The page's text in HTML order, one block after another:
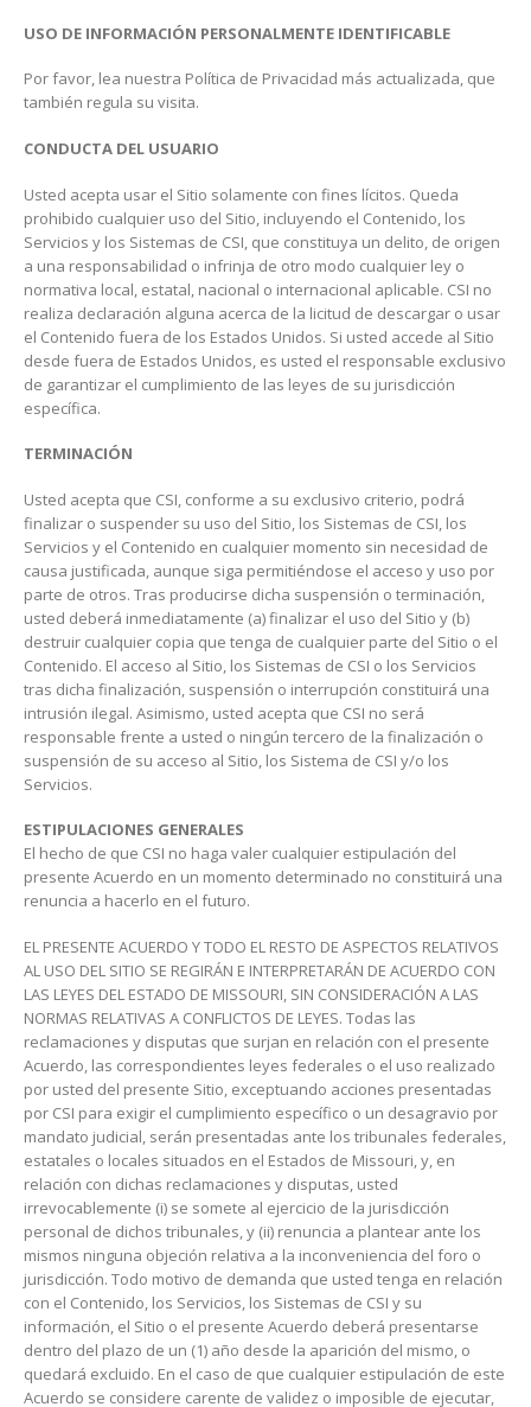
USO DE INFORMACIÓN PERSONALMENTE IDENTIFICABLE
Por favor, lea nuestra Política de Privacidad más actualizada, que
también regula su visita.
CONDUCTA DEL USUARIO
Usted acepta usar el Sitio solamente con fines lícitos. Queda
prohibido cualquier uso del Sitio, incluyendo el Contenido, los
Servicios y los Sistemas de CSI, que constituya un delito, de origen
a una responsabilidad o infrinja de otro modo cualquier ley o
normativa local, estatal, nacional o internacional aplicable. CSI no
realiza declaración alguna acerca de la licitud de descargar o usar
el Contenido fuera de los Estados Unidos. Si usted accede al Sitio
desde fuera de Estados Unidos, es usted el responsable exclusivo
de garantizar el cumplimiento de las leyes de su jurisdicción
específica.
TERMINACIÓN
Usted acepta que CSI, conforme a su exclusivo criterio, podrá
finalizar o suspender su uso del Sitio, los Sistemas de CSI, los
Servicios y el Contenido en cualquier momento sin necesidad de
causa justificada, aunque siga permitiéndose el acceso y uso por
parte de otros. Tras producirse dicha suspensión o terminación,
usted deberá inmediatamente (a) finalizar el uso del Sitio y (b)
destruir cualquier copia que tenga de cualquier parte del Sitio o el
Contenido. El acceso al Sitio, los Sistemas de CSI o los Servicios
tras dicha finalización, suspensión o interrupción constituirá una
intrusión ilegal. Asimismo, usted acepta que CSI no será
responsable frente a usted o ningún tercero de la finalización o
suspensión de su acceso al Sitio, los Sistema de CSI y/o los
Servicios.
ESTIPULACIONES GENERALES
El hecho de que CSI no haga valer cualquier estipulación del
presente Acuerdo en un momento determinado no constituirá una
renuncia a hacerlo en el futuro.
EL PRESENTE ACUERDO Y TODO EL RESTO DE ASPECTOS RELATIVOS
AL USO DEL SITIO SE REGIRÁN E INTERPRETARÁN DE ACUERDO CON
LAS LEYES DEL ESTADO DE MISSOURI, SIN CONSIDERACIÓN A LAS
NORMAS RELATIVAS A CONFLICTOS DE LEYES. Todas las
reclamaciones y disputas que surjan en relación con el presente
Acuerdo, las correspondientes leyes federales o el uso realizado
por usted del presente Sitio, exceptuando acciones presentadas
por CSI para exigir el cumplimiento específico o un desagravio por
mandato judicial, serán presentadas ante los tribunales federales,
estatales o locales situados en el Estados de Missouri, y, en
relación con dichas reclamaciones y disputas, usted
irrevocablemente (i) se somete al ejercicio de la jurisdicción
personal de dichos tribunales, y (ii) renuncia a plantear ante los
mismos ninguna objeción relativa a la inconveniencia del foro o
jurisdicción. Todo motivo de demanda que usted tenga en relación
con el Contenido, los Servicios, los Sistemas de CSI y su
información, el Sitio o el presente Acuerdo deberá presentarse
dentro del plazo de un (1) año desde la aparición del mismo, o
quedará excluido. En el caso de que cualquier estipulación de este
Acuerdo se considere carente de validez o imposible de ejecutar,